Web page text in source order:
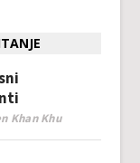
Khan Khu